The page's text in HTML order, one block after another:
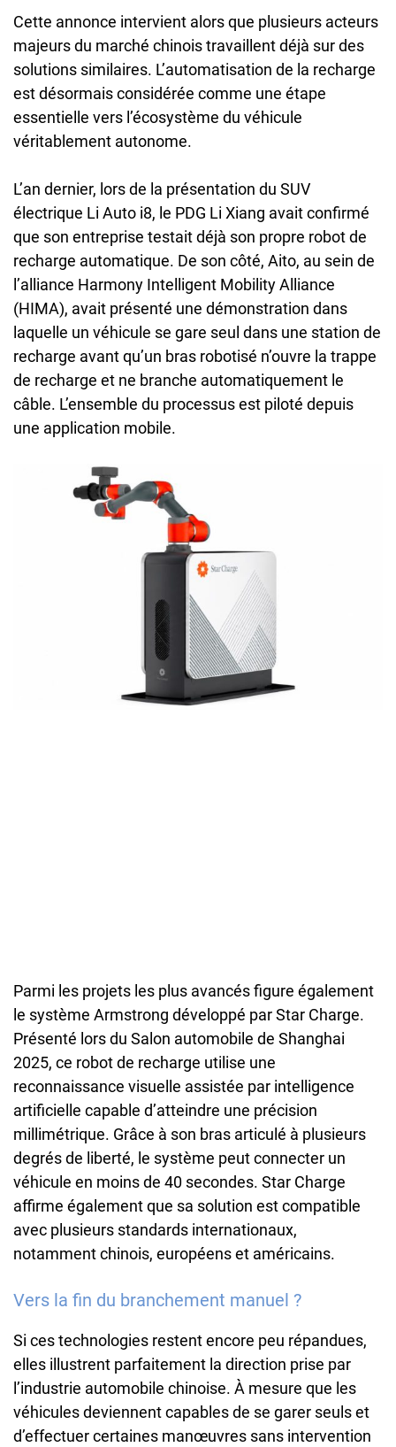
Cette annonce intervient alors que plusieurs acteurs
majeurs du marché chinois travaillent déjà sur des
solutions similaires. L’automatisation de la recharge
est désormais considérée comme une étape
essentielle vers l’écosystème du véhicule
véritablement autonome.
L’an dernier, lors de la présentation du SUV
électrique Li Auto i8, le PDG Li Xiang avait confirmé
que son entreprise testait déjà son propre robot de
recharge automatique. De son côté, Aito, au sein de
l’alliance Harmony Intelligent Mobility Alliance
(HIMA), avait présenté une démonstration dans
laquelle un véhicule se gare seul dans une station de
recharge avant qu’un bras robotisé n’ouvre la trappe
de recharge et ne branche automatiquement le
câble. L’ensemble du processus est piloté depuis
une application mobile.
Parmi les projets les plus avancés figure également
le système Armstrong développé par Star Charge.
Présenté lors du Salon automobile de Shanghai
2025, ce robot de recharge utilise une
reconnaissance visuelle assistée par intelligence
artificielle capable d’atteindre une précision
millimétrique. Grâce à son bras articulé à plusieurs
degrés de liberté, le système peut connecter un
véhicule en moins de 40 secondes. Star Charge
affirme également que sa solution est compatible
avec plusieurs standards internationaux,
notamment chinois, européens et américains.
Vers la fin du branchement manuel ?
Si ces technologies restent encore peu répandues,
elles illustrent parfaitement la direction prise par
l’industrie automobile chinoise. À mesure que les
véhicules deviennent capables de se garer seuls et
d’effectuer certaines manœuvres sans intervention